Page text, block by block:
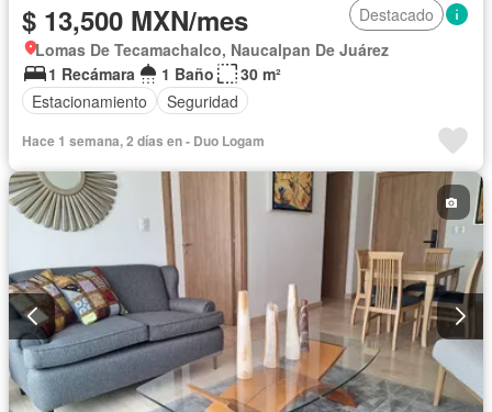
$ 13,500 MXN/mes
Destacado
Lomas De Tecamachalco, Naucalpan De Juárez
1 Recámara
1 Baño
30 m²
Estacionamiento
Seguridad
Hace 1 semana, 2 días en - Duo Logam